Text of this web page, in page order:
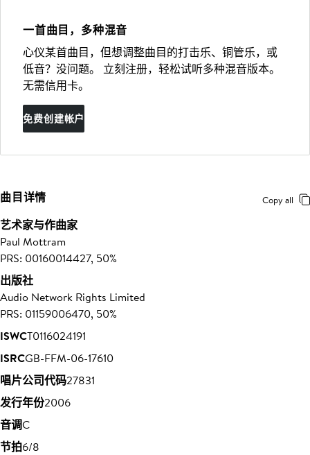
一首曲目，多种混音
心仪某首曲目，但想调整曲目的打击乐、铜管乐，或
低音？没问题。 立刻注册，轻松试听多种混音版本。
无需信用卡。
免费创建帐户
曲目详情 Copy all
艺术家与作曲家
Paul Mottram
PRS: 00160014427, 50%
出版社
Audio Network Rights Limited
PRS: 01159006470, 50%
ISWCT0116024191
ISRCGB-FFM-06-17610
唱片公司代码27831
发行年份2006
音调C
节拍6/8